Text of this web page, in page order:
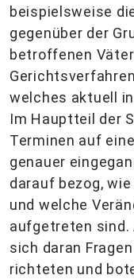
beispielsweise
gegenüber der
betroffenen
welches aktuell
Im Hauptteil der
Terminen auf
genauer
darauf bezog,
und welche
aufgetreten sind.
sich daran
richteten und